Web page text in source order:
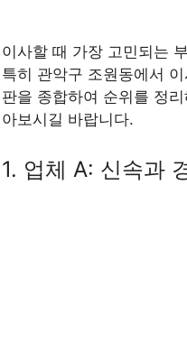
이사할 때 가장 고민되는
특히 관악구 조원동에서
판을 종합하여 순위를 정
아보시길 바랍니다.
1. 업체 A: 신속과